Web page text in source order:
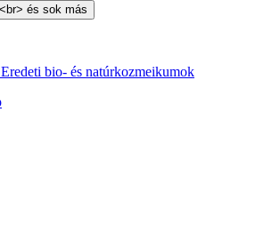
Eredeti bio- és natúrkozmeikumok